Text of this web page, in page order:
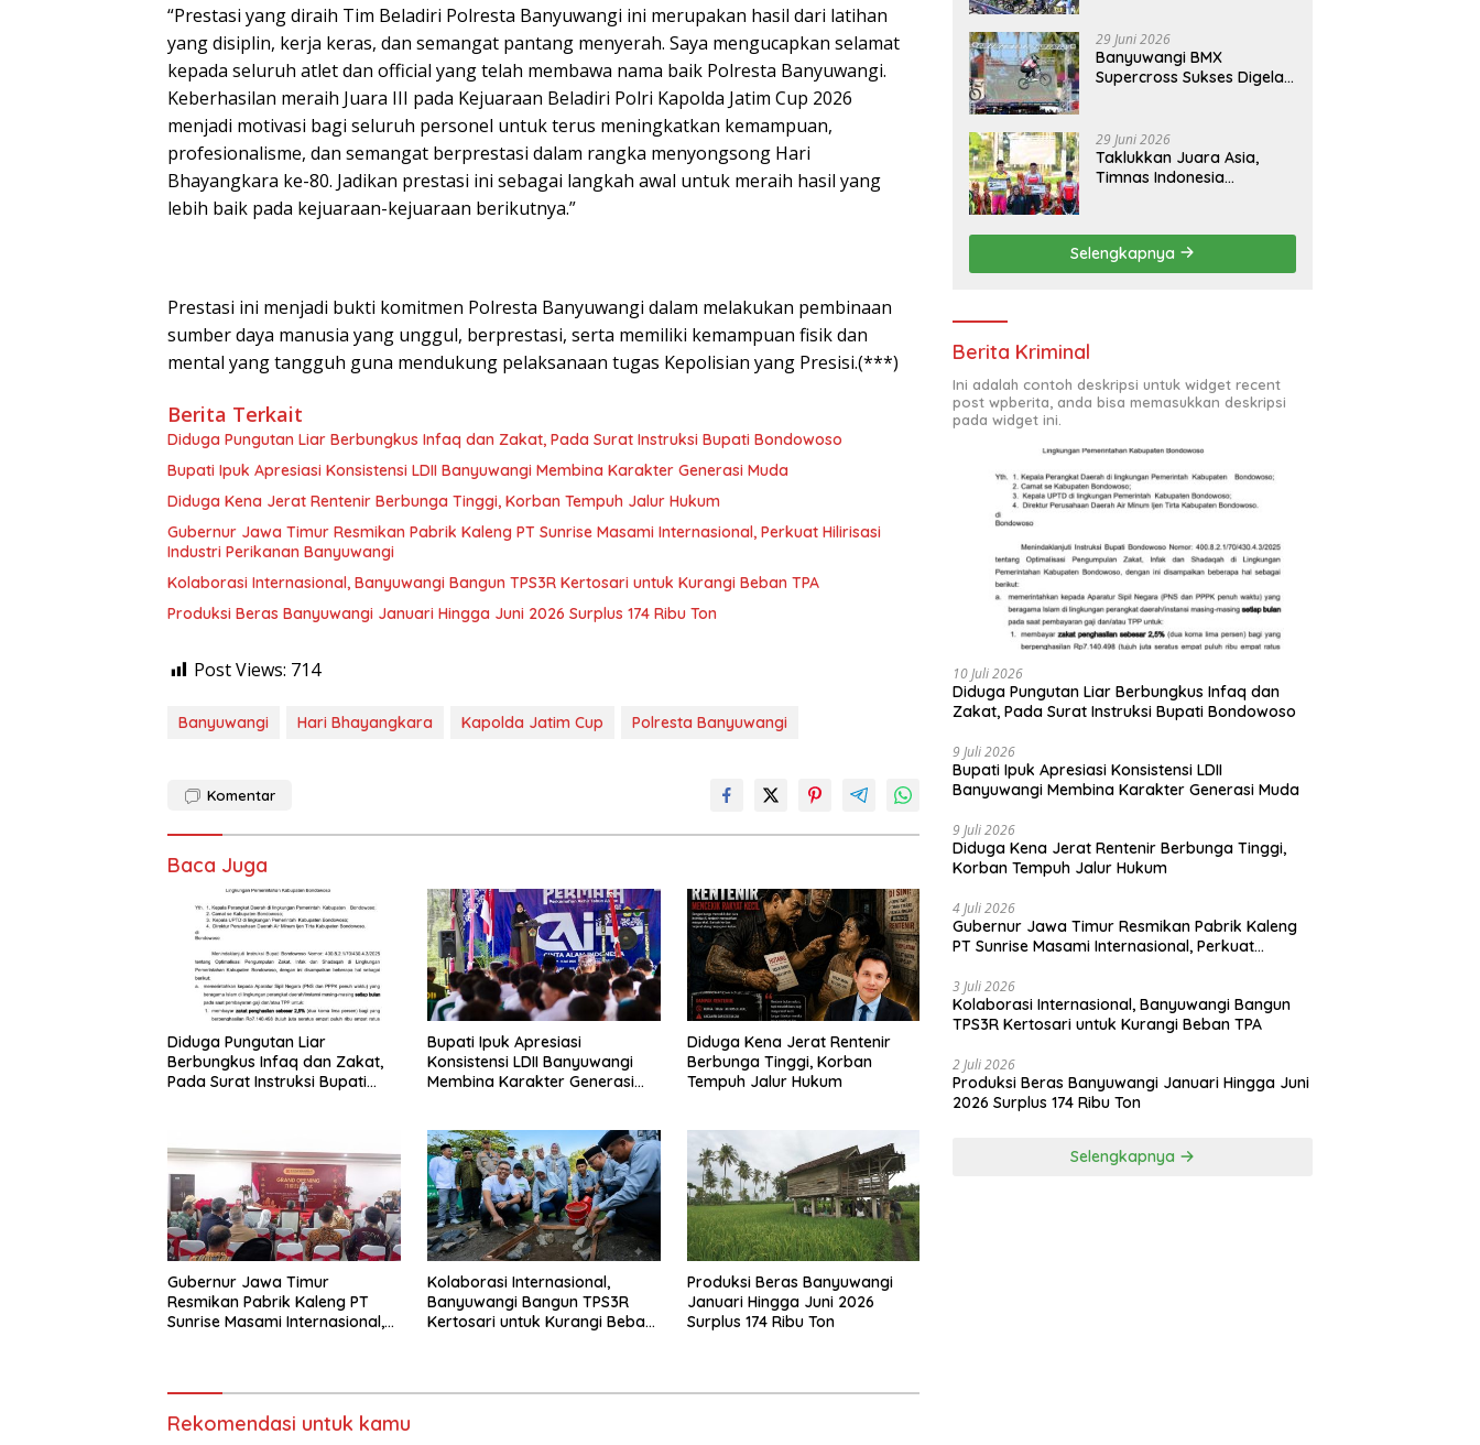
“Prestasi yang diraih Tim Beladiri Polresta Banyuwangi ini merupakan hasil dari latihan
yang disiplin, kerja keras, dan semangat pantang menyerah. Saya mengucapkan selamat
kepada seluruh atlet dan official yang telah membawa nama baik Polresta Banyuwangi.
Keberhasilan meraih Juara III pada Kejuaraan Beladiri Polri Kapolda Jatim Cup 2026
menjadi motivasi bagi seluruh personel untuk terus meningkatkan kemampuan,
profesionalisme, dan semangat berprestasi dalam rangka menyongsong Hari
Bhayangkara ke-80. Jadikan prestasi ini sebagai langkah awal untuk meraih hasil yang
lebih baik pada kejuaraan-kejuaraan berikutnya.”
Prestasi ini menjadi bukti komitmen Polresta Banyuwangi dalam melakukan pembinaan
sumber daya manusia yang unggul, berprestasi, serta memiliki kemampuan fisik dan
mental yang tangguh guna mendukung pelaksanaan tugas Kepolisian yang Presisi.(***)
Berita Terkait
Diduga Pungutan Liar Berbungkus Infaq dan Zakat, Pada Surat Instruksi Bupati Bondowoso
Bupati Ipuk Apresiasi Konsistensi LDII Banyuwangi Membina Karakter Generasi Muda
Diduga Kena Jerat Rentenir Berbunga Tinggi, Korban Tempuh Jalur Hukum
Gubernur Jawa Timur Resmikan Pabrik Kaleng PT Sunrise Masami Internasional, Perkuat Hilirisasi
Industri Perikanan Banyuwangi
Kolaborasi Internasional, Banyuwangi Bangun TPS3R Kertosari untuk Kurangi Beban TPA
Produksi Beras Banyuwangi Januari Hingga Juni 2026 Surplus 174 Ribu Ton
Post Views: 714
Banyuwangi Hari Bhayangkara Kapolda Jatim Cup Polresta Banyuwangi
Komentar
Baca Juga
Diduga Pungutan Liar
Berbungkus Infaq dan Zakat,
Pada Surat Instruksi Bupati
Bupati Ipuk Apresiasi
Konsistensi LDII Banyuwangi
Membina Karakter Generasi
Diduga Kena Jerat Rentenir
Berbunga Tinggi, Korban
Tempuh Jalur Hukum
Gubernur Jawa Timur
Resmikan Pabrik Kaleng PT
Sunrise Masami Internasional,
Kolaborasi Internasional,
Banyuwangi Bangun TPS3R
Kertosari untuk Kurangi Beban
Produksi Beras Banyuwangi
Januari Hingga Juni 2026
Surplus 174 Ribu Ton
Rekomendasi untuk kamu
29 Juni 2026
Banyuwangi BMX
Supercross Sukses Digelar,
29 Juni 2026
Taklukkan Juara Asia,
Timnas Indonesia
Supercross 2026
Selengkapnya
Berita Kriminal
Ini adalah contoh deskripsi untuk widget recent
post wpberita, anda bisa memasukkan deskripsi
pada widget ini.
10 Juli 2026
Diduga Pungutan Liar Berbungkus Infaq dan
Zakat, Pada Surat Instruksi Bupati Bondowoso
9 Juli 2026
Bupati Ipuk Apresiasi Konsistensi LDII
Banyuwangi Membina Karakter Generasi Muda
9 Juli 2026
Diduga Kena Jerat Rentenir Berbunga Tinggi,
Korban Tempuh Jalur Hukum
4 Juli 2026
Gubernur Jawa Timur Resmikan Pabrik Kaleng
PT Sunrise Masami Internasional, Perkuat
3 Juli 2026
Kolaborasi Internasional, Banyuwangi Bangun
TPS3R Kertosari untuk Kurangi Beban TPA
2 Juli 2026
Produksi Beras Banyuwangi Januari Hingga Juni
2026 Surplus 174 Ribu Ton
Selengkapnya